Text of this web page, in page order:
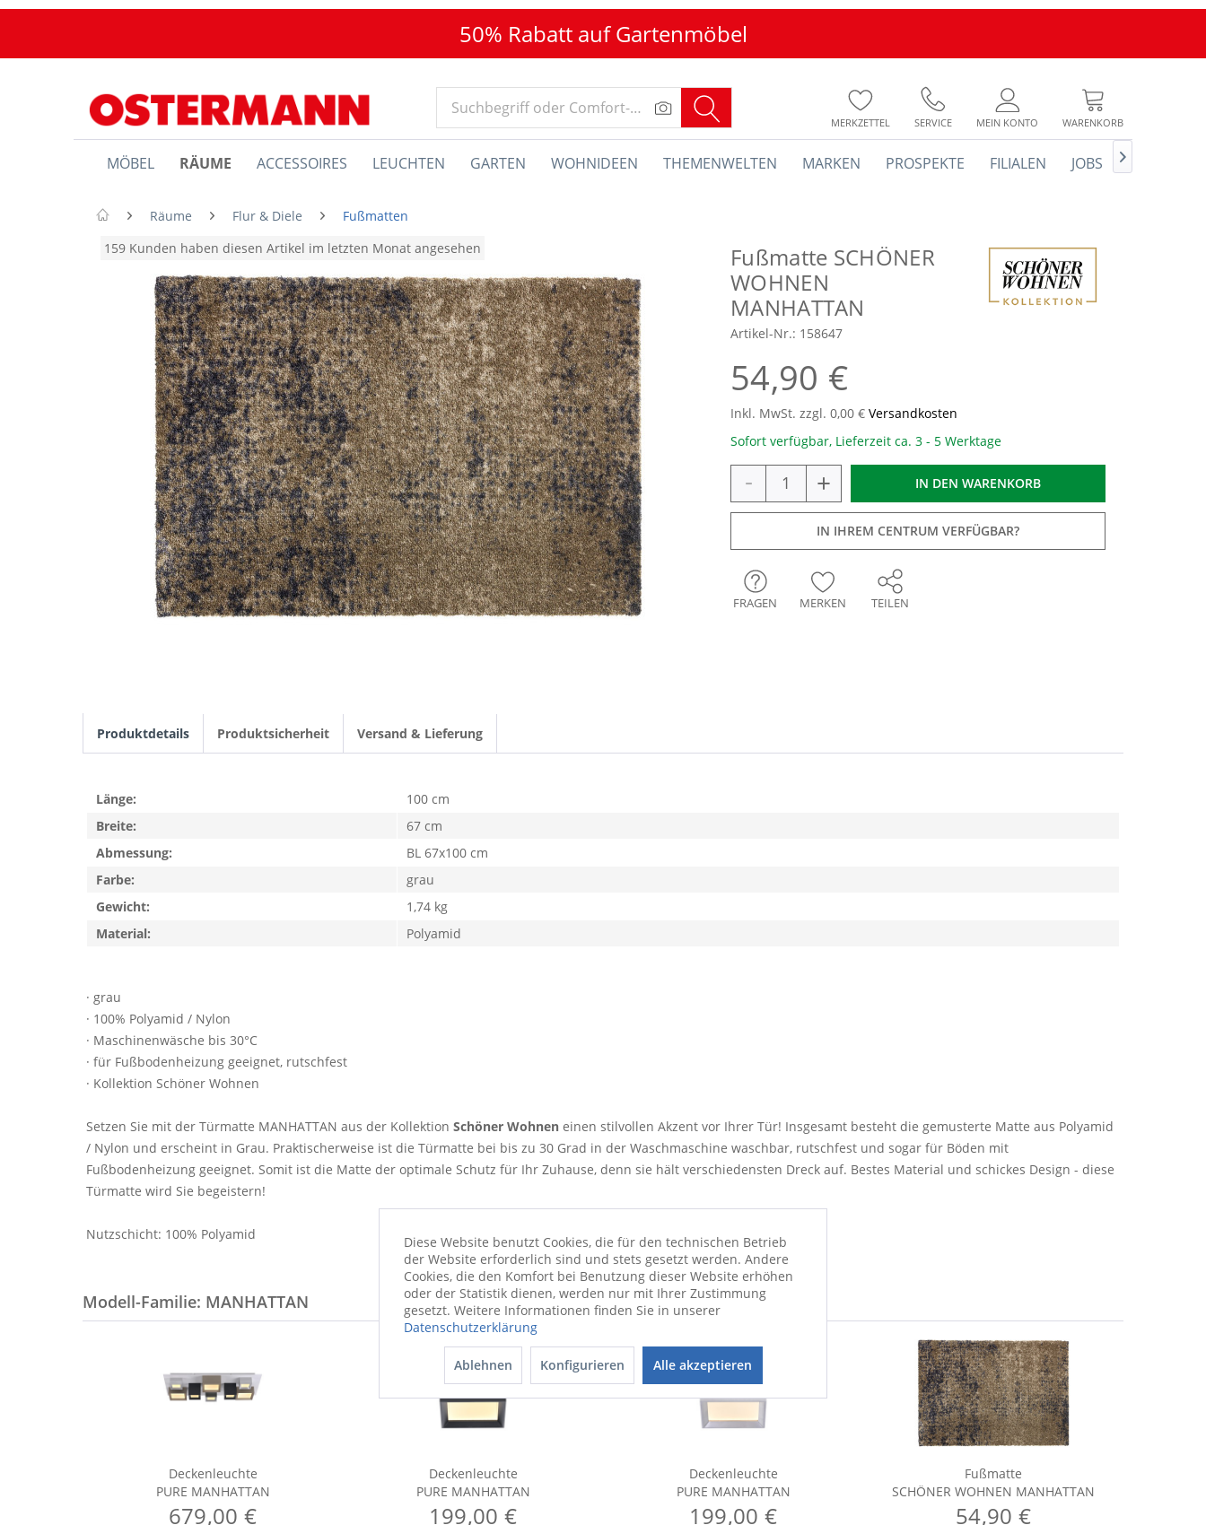
50% Rabatt auf Gartenmöbel
MERKZETTEL SERVICE MEIN KONTO WARENKORB
MÖBEL RÄUME ACCESSOIRES LEUCHTEN GARTEN WOHNIDEEN THEMENWELTEN MARKEN PROSPEKTE FILIALEN JOBS 
Räume Flur & Diele
Fußmatten
159 Kunden haben diesen Artikel im letzten Monat angesehen
Fußmatte SCHÖNER
WOHNEN
MANHATTAN
Artikel-Nr.: 158647
54,90 €
Inkl. MwSt. zzgl. 0,00 € Versandkosten
Sofort verfügbar, Lieferzeit ca. 3 - 5 Werktage
- + IN DEN WARENKORB
IN IHREM CENTRUM VERFÜGBAR?
FRAGEN MERKEN TEILEN
Produktdetails Produktsicherheit Versand & Lieferung
· grau
· 100% Polyamid / Nylon
· Maschinenwäsche bis 30°C
· für Fußbodenheizung geeignet, rutschfest
· Kollektion Schöner Wohnen
Setzen Sie mit der Türmatte MANHATTAN aus der Kollektion Schöner Wohnen einen stilvollen Akzent vor Ihrer Tür! Insgesamt besteht die gemusterte Matte aus Polyamid
/ Nylon und erscheint in Grau. Praktischerweise ist die Türmatte bei bis zu 30 Grad in der Waschmaschine waschbar, rutschfest und sogar für Böden mit
Fußbodenheizung geeignet. Somit ist die Matte der optimale Schutz für Ihr Zuhause, denn sie hält verschiedensten Dreck auf. Bestes Material und schickes Design - diese
Türmatte wird Sie begeistern!
Nutzschicht: 100% Polyamid
Länge:
100 cm
Breite:
67 cm
Abmessung:
BL 67x100 cm
Farbe:
grau
Gewicht:
1,74 kg
Material:
Polyamid
Modell-Familie: MANHATTAN
Deckenleuchte
PURE MANHATTAN
679,00 €
Deckenleuchte
PURE MANHATTAN
199,00 €
Deckenleuchte
PURE MANHATTAN
199,00 €
Fußmatte
SCHÖNER WOHNEN MANHATTAN
54,90 €
Diese Website benutzt Cookies, die für den technischen Betrieb
der Website erforderlich sind und stets gesetzt werden. Andere
Cookies, die den Komfort bei Benutzung dieser Website erhöhen
oder der Statistik dienen, werden nur mit Ihrer Zustimmung
gesetzt. Weitere Informationen finden Sie in unserer
Datenschutzerklärung
Ablehnen Konfigurieren Alle akzeptieren